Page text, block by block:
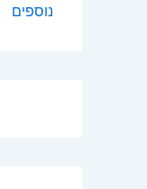
נוספים